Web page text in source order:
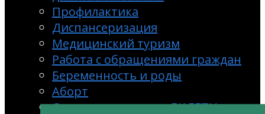
Профилактика
Диспансеризация
Медицинский туризм
Работа с обращениями граждан
Беременность и роды
Аборт
Скачать документ с ЛК ЕГПУ